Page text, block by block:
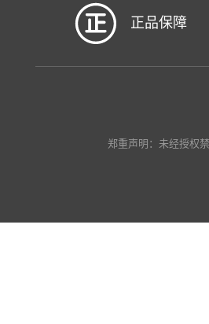
正品保障
郑重声明：未经授权